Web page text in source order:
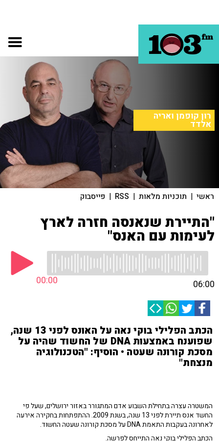
רון קופמן ואריה
אלדד
ראשי | תוכניות מלאות |
RSS
| פייסבוק
"התיירת שנאנסה חזרה לארץ
לעימות עם האנס"
00:00 06:00
הכתב הפלילי בוקי נאה על האונס לפני 13 שנה,
שפוענח באמצעות DNA של החשוד שהיה על
מסכת קורונה שעטה • הוסיף: "הטכנולוגיה
מנצחת"
המשטרה עצרה בתחילת השבוע אדם המתגורר באזור ירושלים, שעל פי
החשד אנס תיירת לפני 13 שנה, בשנת 2009. ההתפתחות בחקירה אירעה
לאחרונה בעקבות התאמת DNA על מסכת קורונה שעטה החשוד.
הכתב הפלילי בוקי נאה התייחס לפרשה.